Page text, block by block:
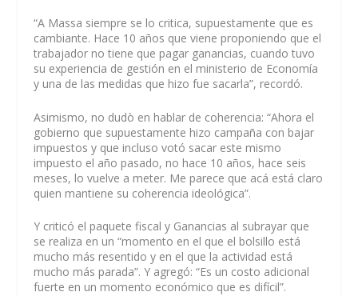
“A Massa siempre se lo critica, supuestamente que es
cambiante. Hace 10 años que viene proponiendo que el
trabajador no tiene que pagar ganancias, cuando tuvo
su experiencia de gestión en el ministerio de Economía
y una de las medidas que hizo fue sacarla”, recordó.
Asimismo, no dudò en hablar de coherencia: “Ahora el
gobierno que supuestamente hizo campaña con bajar
impuestos y que incluso votó sacar este mismo
impuesto el año pasado, no hace 10 años, hace seis
meses, lo vuelve a meter. Me parece que acá está claro
quien mantiene su coherencia ideológica”.
Y criticó el paquete fiscal y Ganancias al subrayar que
se realiza en un “momento en el que el bolsillo está
mucho más resentido y en el que la actividad está
mucho más parada”. Y agregó: “Es un costo adicional
fuerte en un momento económico que es difícil”.